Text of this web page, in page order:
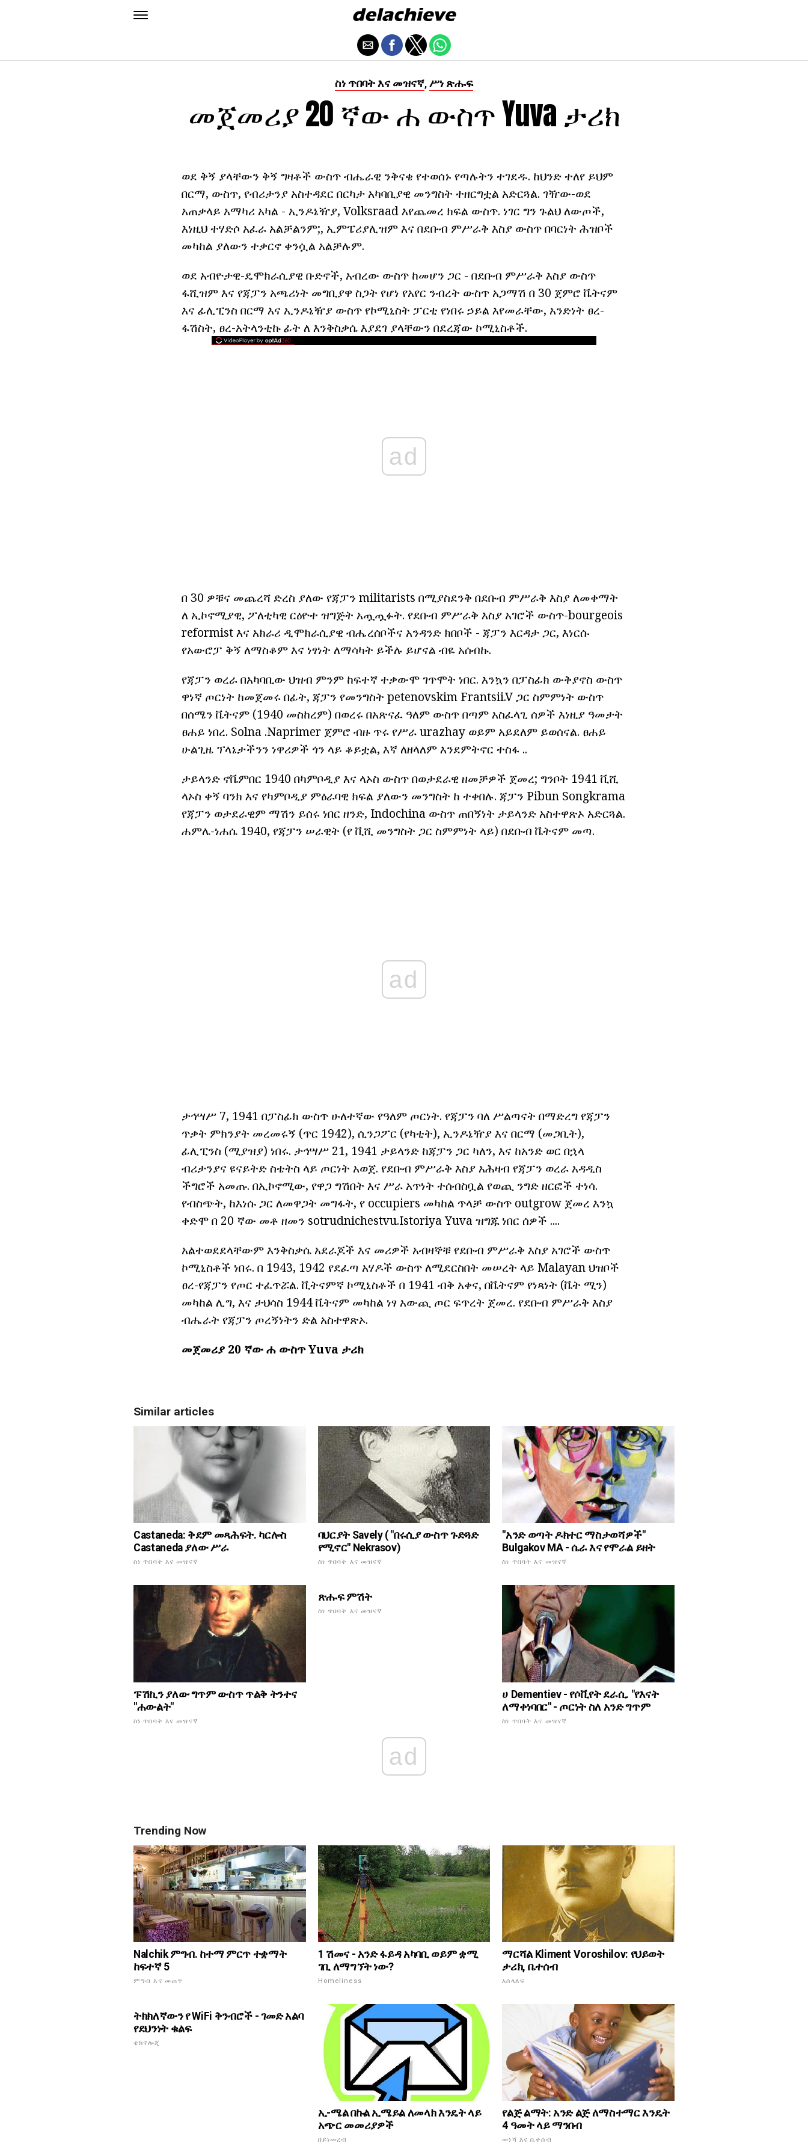
ስነ ጥበባት እና መዝናኛ, ሥነ ጽሑፍ
መጀመሪያ 20 ኛው ሐ ውስጥ Yuva ታሪክ
ወደ ቅኝ ያላቸውን ቅኝ ግዛቶች ውስጥ ብሔራዊ ንቅናቄ የተወሰኑ የጣሉትን ተገደዱ. ከህንድ ተለየ ይህም
በርማ, ውስጥ, የብሪታንያ አስተዳደር በርካታ አካባቢያዊ መንግስት ተዘርግቷል አድርጓል. ገዥው-ወደ
አጠቃላይ አማካሪ አካል - ኢንዶኔዥያ, Volksraad እየጨመረ ክፍል ውስጥ. ነገር ግን ጉልህ ለውጦች,
እነዚህ ተሃድሶ አፈራ አልቻልንም;, ኢምፔሪያሊዝም እና በደቡብ ምሥራቅ እስያ ውስጥ በባርነት ሕዝቦች
መካከል ያለውን ተቃርኖ ቀንሷል አልቻሉም.
ወደ አብዮታዊ-ዴሞክራሲያዊ ቡድኖች, አብረው ውስጥ ከመሆን ጋር - በደቡብ ምሥራቅ እስያ ውስጥ
ፋሺዝም እና የጃፓን አጫሪነት መግቢያዋ ስጋት የሆነ የአየር ንብረት ውስጥ አጋማሽ በ 30 ጀምሮ ቬትናም
እና ፊሊፒንስ በርማ እና ኢንዶኔዥያ ውስጥ የኮሚኒስት ፓርቲ የነበሩ ኃይል እየመራቸው, አንድነት ፀረ-
ፋሽስት, ፀረ-አትላንቲኩ ፊት ለ እንቅስቃሴ እያደገ ያላቸውን በደረጃው ኮሚኒስቶች.
ad
በ 30 ዎቹና መጨረሻ ድረስ ያለው የጃፓን militarists በሚያስደንቅ በደቡብ ምሥራቅ እስያ ለመቀማት
ለ ኢኮኖሚያዊ, ፖለቲካዊ ርዕዮተ ዝግጅት አጧጧፉት. የደቡብ ምሥራቅ እስያ አገሮች ውስጥ-bourgeois
reformist እና አክራሪ ዲሞክራሲያዊ ብሔረሰቦችና አንዳንድ ክበቦች - ጃፓን እርዳታ ጋር, እነርሱ
የአውሮፓ ቅኝ ለማስቆም እና ነፃነት ለማሳካት ይችሉ ይሆናል ብዬ አሰብኩ.
የጃፓን ወረራ በአካባቢው ህዝብ ምንም ከፍተኛ ተቃውሞ ገጥሞት ነበር. እንኳን በፓስፊክ ውቅያኖስ ውስጥ
ዋነኛ ጦርነት ከመጀመሩ በፊት, ጃፓን የመንግስት petenovskim Frantsii.V ጋር ስምምነት ውስጥ
በሰሜን ቬትናም (1940 መስከረም) በወረሩ በአጽናፈ ዓለም ውስጥ በጣም አስፈላጊ ሰዎች እነዚያ ዓመታት
ፀሐይ ነበረ. Solna .Naprimer ጀምሮ ብዙ ጥሩ የሥራ urazhay ወይም አይደለም ይወሰናል. ፀሐይ
ሁልጊዜ ፕላኔታችንን ነዋሪዎች ጎን ላይ ቆይቷል, እኛ ለዘላለም እንደምትኖር ተስፋ ..
ታይላንድ ኖቬምበር 1940 በካምቦዲያ እና ላኦስ ውስጥ በወታደራዊ ዘመቻዎች ጀመረ; ግንቦት 1941 ቪሺ
ላኦስ ቀኝ ባንክ እና የካምቦዲያ ምዕራባዊ ክፍል ያለውን መንግስት ከ ተቀበሉ. ጃፓን Pibun Songkrama
የጃፓን ወታደራዊም ማሽን ይሰሩ ነበር ዘንድ, Indochina ውስጥ ጠበኝነት ታይላንድ አስተዋጽኦ አድርጓል.
ሐምሌ-ነሐሴ 1940, የጃፓን ሠራዊት (የ ቪሺ መንግስት ጋር ስምምነት ላይ) በደቡብ ቬትናም መጣ.
ad
ታኅሣሥ 7, 1941 በፓስፊክ ውስጥ ሁለተኛው የዓለም ጦርነት. የጃፓን ባለ ሥልጣናት በማድረግ የጃፓን
ጥቃት ምክንያት መረመሩኝ (ጥር 1942), ሲንጋፖር (የካቲት), ኢንዶኔዥያ እና በርማ (መጋቢት),
ፊሊፒንስ (ሚያዝያ) ነበሩ. ታኅሣሥ 21, 1941 ታይላንድ ከጃፓን ጋር ካለን, እና ከአንድ ወር በኋላ
ብሪታንያና ዩናይትድ ስቴትስ ላይ ጦርነት አወጀ. የደቡብ ምሥራቅ እስያ አሕዛብ የጃፓን ወረራ አዳዲስ
ችግሮች አመጡ. በኢኮኖሚው, የዋጋ ግሽበት እና ሥራ አጥነት ተሰብስቧል የወጪ ንግድ ዘርፎች ተነሳ.
የብስጭት, ከእነሱ ጋር ለመዋጋት መግፋት, የ occupiers መካከል ጥላቻ ውስጥ outgrow ጀመረ እንኳ
ቀድሞ በ 20 ኛው መቶ ዘመን sotrudnichestvu.Istoriya Yuva ዝግጁ ነበር ሰዎች ....
አልተወደደላቸውም እንቅስቃሴ አደራጆች እና መሪዎች አብዛኞቹ የደቡብ ምሥራቅ እስያ አገሮች ውስጥ
ኮሚኒስቶች ነበሩ. በ 1943, 1942 የደፈጣ አሃዶች ውስጥ ለሚደርስበት መሠረት ላይ Malayan ህዝቦች
ፀረ-የጃፓን የጦር ተፈጥሯል. ቪትናምኛ ኮሚኒስቶች በ 1941 ብቅ አቀና, በቬትናም የነጻነት (ቬት ሚን)
መካከል ሊግ, እና ታህሳስ 1944 ቬትናም መካከል ነፃ አውጪ ጦር ፍጥረት ጀመረ. የደቡብ ምሥራቅ እስያ
ብሔራት የጃፓን ጦረኝነትን ድል አስተዋጽኦ.
መጀመሪያ 20 ኛው ሐ ውስጥ Yuva ታሪክ
Similar articles
Castaneda: ቅደም መጻሕፍት. ካርሎስ
Castaneda ያለው ሥራ
ስነ ጥበባት እና መዝናኛ
ባህርያት Savely ( "በሩሲያ ውስጥ ጉድጓድ
የሚኖር" Nekrasov)
ስነ ጥበባት እና መዝናኛ
"አንድ ወጣት ዶክተር ማስታወሻዎች"
Bulgakov MA - ሴራ እና የሞራል ይዘት
ስነ ጥበባት እና መዝናኛ
ፑሽኪን ያለው ግጥም ውስጥ ጥልቅ ትንተና
"ሐውልት"
ስነ ጥበባት እና መዝናኛ
ጽሑፍ ምሽት
ስነ ጥበባት እና መዝናኛ
ሀ Dementiev - የሶቪየት ደራሲ. "የእናት
ለማቀነባበር" - ጦርነት ስለ አንድ ግጥም
ስነ ጥበባት እና መዝናኛ
ad
Trending Now
Nalchik ምግብ. ከተማ ምርጥ ተቋማት
ከፍተኛ 5
ምግብ እና መጠጥ
1 ሽመና - አንድ ፋይዳ አካባቢ ወይም ቋሚ
ገቢ ለማግኘት ነው?
Homeliness
ማርሻል Kliment Voroshilov: የህይወት
ታሪክ, ቤተሰብ
አሰላለፍ
ትክክለኛውን የ WiFi ቅንብሮች - ገመድ አልባ
የደህንነት ቁልፍ
ቴክኖሎጂ
ኢ-ሜል በኩል ኢሜይል ለመላክ እንዴት ላይ
አጭር መመሪያዎች
በይነመረብ
የልጅ ልማት: አንድ ልጅ ለማስተማር እንዴት
4 ዓመት ላይ ማንበብ
መነሻ እና ቤተሰብ